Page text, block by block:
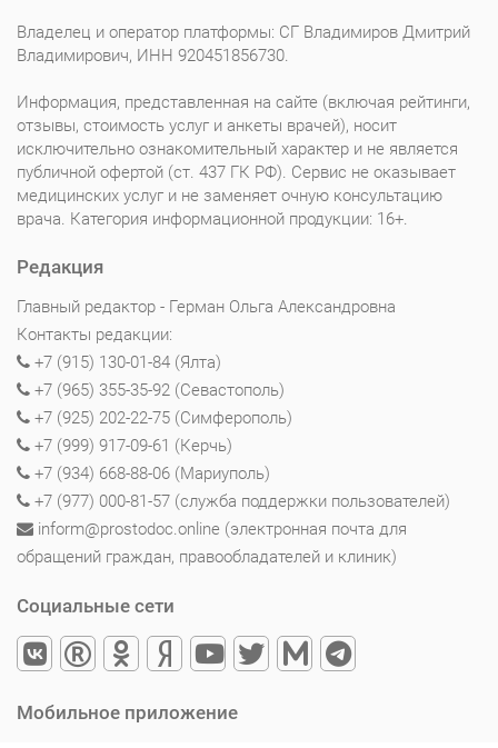
Владелец и оператор платформы: СГ Владимиров Дмитрий
Владимирович, ИНН 920451856730.
Информация, представленная на сайте (включая рейтинги,
отзывы, стоимость услуг и анкеты врачей), носит
исключительно ознакомительный характер и не является
публичной офертой (ст. 437 ГК РФ). Сервис не оказывает
медицинских услуг и не заменяет очную консультацию
врача. Категория информационной продукции: 16+.
Редакция
Главный редактор - Герман Ольга Александровна
Контакты редакции:
+7 (915) 130-01-84 (Ялта)
+7 (965) 355-35-92 (Севастополь)
+7 (925) 202-22-75 (Симферополь)
+7 (999) 917-09-61 (Керчь)
+7 (934) 668-88-06 (Мариуполь)
+7 (977) 000-81-57 (служба поддержки пользователей)
inform@prostodoc.online (электронная почта для
обращений граждан, правообладателей и клиник)
Социальные сети
Мобильное приложение